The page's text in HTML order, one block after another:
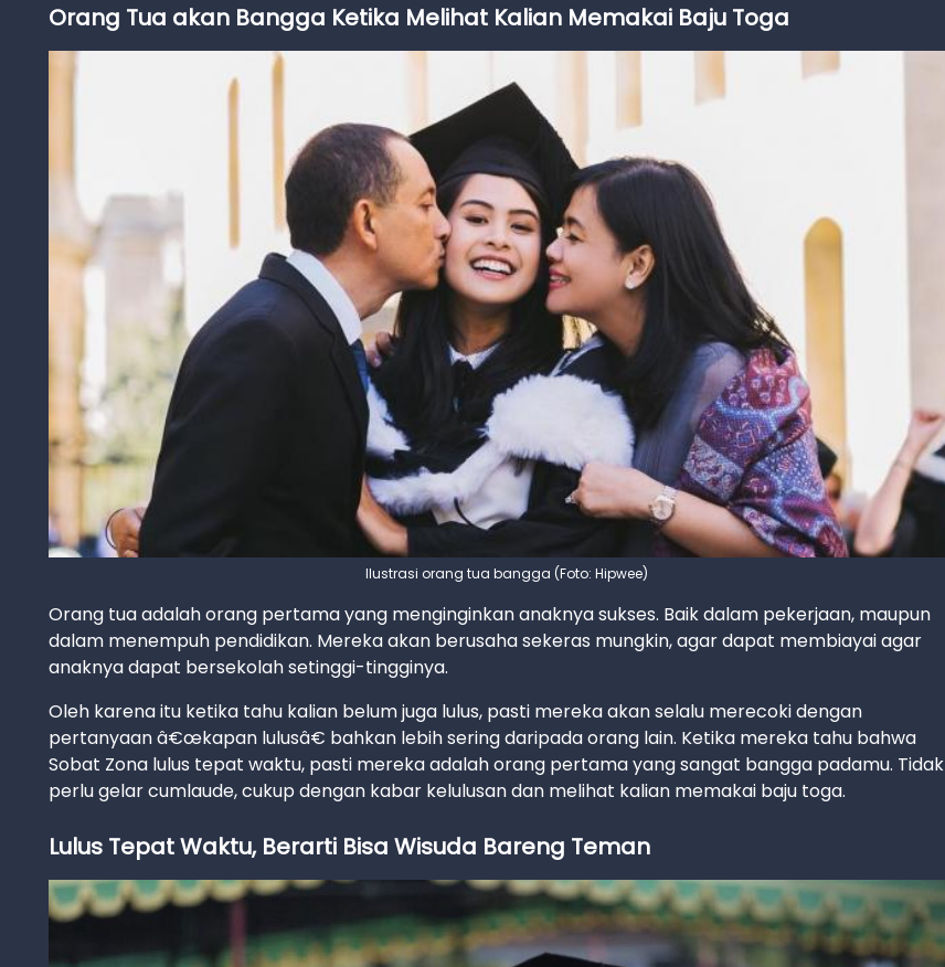
Orang Tua akan Bangga Ketika Melihat Kalian Memakai Baju Toga
Ilustrasi orang tua bangga (Foto: Hipwee)
Orang tua adalah orang pertama yang menginginkan anaknya sukses. Baik dalam pekerjaan, maupun
dalam menempuh pendidikan. Mereka akan berusaha sekeras mungkin, agar dapat membiayai agar
anaknya dapat bersekolah setinggi-tingginya.
Oleh karena itu ketika tahu kalian belum juga lulus, pasti mereka akan selalu merecoki dengan
pertanyaan â€œkapan lulusâ€ bahkan lebih sering daripada orang lain. Ketika mereka tahu bahwa
Sobat Zona lulus tepat waktu, pasti mereka adalah orang pertama yang sangat bangga padamu. Tidak
perlu gelar cumlaude, cukup dengan kabar kelulusan dan melihat kalian memakai baju toga.
Lulus Tepat Waktu, Berarti Bisa Wisuda Bareng Teman